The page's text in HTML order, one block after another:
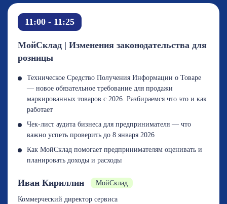
11:00 - 11:25
МойСклад | Изменения законодательства для
розницы
Техническое Средство Получения Информации о Товаре
— новое обязательное требование для продажи
маркированных товаров с 2026. Разбираемся что это и как
работает
Чек-лист аудита бизнеса для предпринимателя — что
важно успеть проверить до 8 января 2026
Как МойСклад помогает предпринимателям оценивать и
планировать доходы и расходы
Иван Кириллин МойСклад
Коммерческий директор сервиса